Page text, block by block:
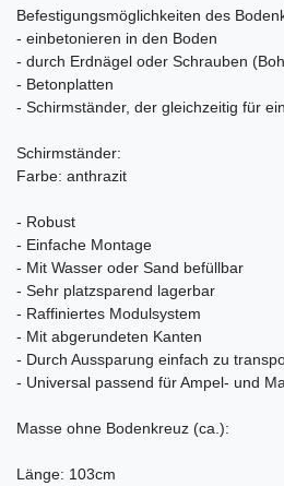
Befestigungsmöglichkeiten des
- einbetonieren in den Boden
- durch Erdnägel oder Schrauben
- Betonplatten
- Schirmständer, der gleichzeitig für
Schirmständer:
Farbe: anthrazit
- Robust
- Einfache Montage
- Mit Wasser oder Sand befüllbar
- Sehr platzsparend lagerbar
- Raffiniertes Modulsystem
- Mit abgerundeten Kanten
- Durch Aussparung einfach zu
- Universal passend für Ampel- und
Masse ohne Bodenkreuz (ca.):
Länge: 103cm